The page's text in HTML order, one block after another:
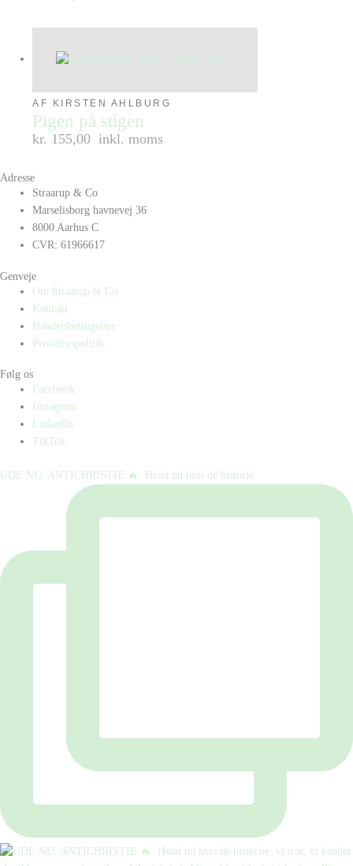
AF KIRSTEN AHLBURG
Pigen på stigen
kr. 155,00 inkl. moms
Adresse
Straarup & Co
Marselisborg havnevej 36
8000 Aarhus C
CVR: 61966617
Genveje
Om Straarup & Co
Kontakt
Handelsbetingelser
Privatlivspolitik
Følg os
Facebook
Instagram
LinkedIn
TikTok
UDE NU: ANTICHRISTIE 🔥⁠ ⁠ Hvad nu hvis de historie